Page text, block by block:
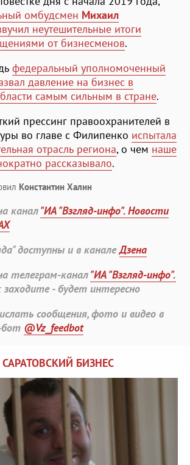
омбудсмен Михаил
неутешительные итоги
от бизнесменов.
федеральный уполномоченный
давление на бизнес в
самым сильным в стране.
прессинг правоохранителей в
во главе с Филипенко испытала
отрасль региона, о чем наше
рассказывало.
Константин Халин
канал"ИА "Взгляд-инфо". Новости
доступны и в каналеДзена
телеграм-канал"ИА "Взгляд-инфо".
заходите - будет интересно
сообщения, фото и видео в
@Vz_feedbot
БИЗНЕС